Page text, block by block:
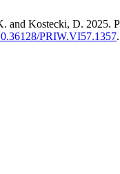
and Kostecki, D. 2025.
PRIW.VI57.1357.